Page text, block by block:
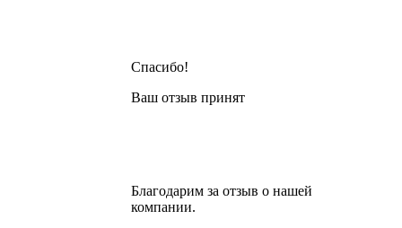
Спасибо!
Ваш отзыв принят
Благодарим за отзыв о нашей
компании.